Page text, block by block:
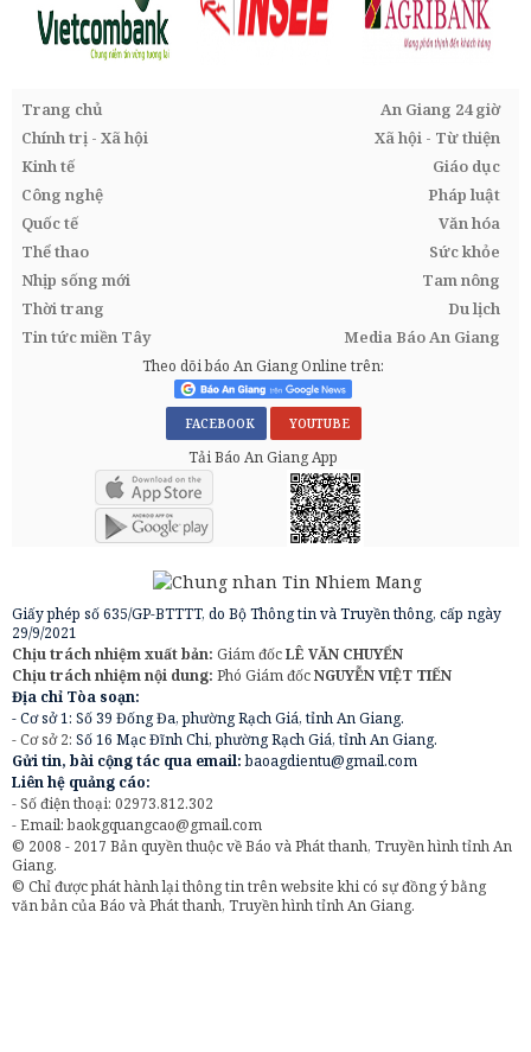
Trang chủ
An Giang 24 giờ
Chính trị - Xã hội
Xã hội - Từ thiện
Kinh tế
Giáo dục
Công nghệ
Pháp luật
Quốc tế
Văn hóa
Thể thao
Sức khỏe
Nhịp sống mới
Tam nông
Thời trang
Du lịch
Tin tức miền Tây
Media Báo An Giang
Theo dõi báo An Giang Online trên:
FACEBOOK YOUTUBE
Tải Báo An Giang App
Giấy phép số 635/GP-BTTTT, do Bộ Thông tin và Truyền thông, cấp ngày
29/9/2021
Chịu trách nhiệm xuất bản: Giám đốcLÊ VĂN CHUYỂN
Chịu trách nhiệm nội dung: Phó Giám đốcNGUYỄN VIỆT TIẾN
Địa chỉ Tòa soạn:
- Cơ sở 1: Số 39 Đống Đa, phường Rạch Giá, tỉnh An Giang.
- Cơ sở 2: Số 16 Mạc Đĩnh Chi, phường Rạch Giá, tỉnh An Giang.
Gửi tin, bài cộng tác qua email:baoagdientu@gmail.com
Liên hệ quảng cáo:
- Số điện thoại: 02973.812.302
- Email:baokgquangcao@gmail.com
© 2008 - 2017 Bản quyền thuộc về Báo và Phát thanh, Truyền hình tỉnh An
Giang.
© Chỉ được phát hành lại thông tin trên website khi có sự đồng ý bằng
văn bản của Báo và Phát thanh, Truyền hình tỉnh An Giang.